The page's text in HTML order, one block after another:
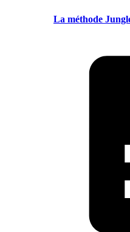
La méthode